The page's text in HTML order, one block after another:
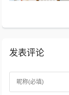
发表评论